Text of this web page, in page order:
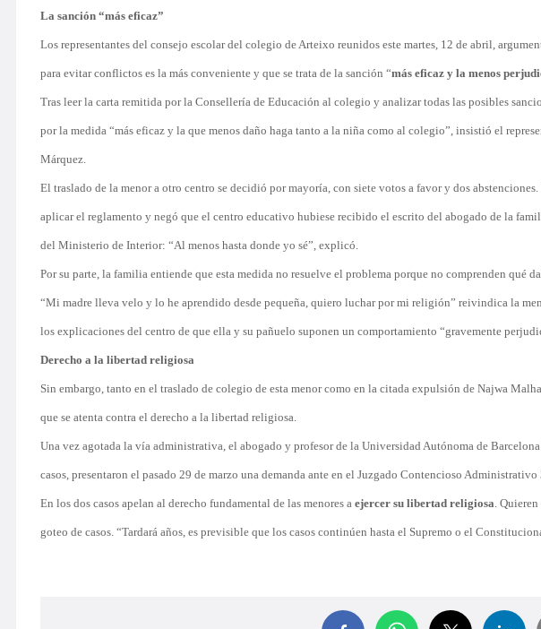
La sanción “más eficaz”
Los representantes del consejo escolar del colegio de Arteixo reunidos este martes, 12 de abril,
para evitar conflictos es la más conveniente y que se trata de la sanción “más eficaz y la menos
Tras leer la carta remitida por la Consellería de Educación al colegio y analizar todas las posibles
por la medida “más eficaz y la que menos daño haga tanto a la niña como al colegio”, insistió el
Márquez.
El traslado de la menor a otro centro se decidió por mayoría, con siete votos a favor y dos
aplicar el reglamento y negó que el centro educativo hubiese recibido el escrito del abogado de la
del Ministerio de Interior: “Al menos hasta donde yo sé”, explicó.
Por su parte, la familia entiende que esta medida no resuelve el problema porque no comprenden qué
“Mi madre lleva velo y lo he aprendido desde pequeña, quiero luchar por mi religión” reivindica la
los explicaciones del centro de que ella y su pañuelo suponen un comportamiento “gravemente
Derecho a la libertad religiosa
Sin embargo, tanto en el traslado de colegio de esta menor como en la citada expulsión de Najwa
que se atenta contra el derecho a la libertad religiosa.
Una vez agotada la vía administrativa, el abogado y profesor de la Universidad Autónoma de
casos, presentaron el pasado 29 de marzo una demanda ante en el Juzgado Contencioso
En los dos casos apelan al derecho fundamental de las menores a ejercer su libertad religiosa.
goteo de casos. “Tardará años, es previsible que los casos continúen hasta el Supremo o el